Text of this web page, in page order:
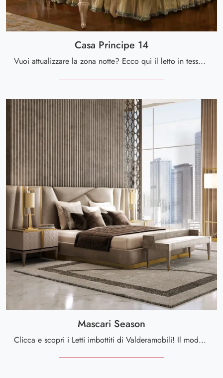
Casa Principe 14
Vuoi attualizzare la zona notte? Ecco qui il letto in tessuto Casa Principe 14 di Valderamobili per spazi classici.
Mascari Season
Clicca e scopri i Letti imbottiti di Valderamobili! Il modello Mascari Season in pelle ti sta aspettando nelle versioni matrimoniali.